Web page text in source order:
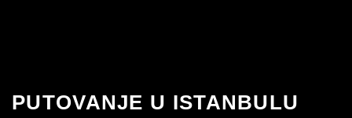
PUTOVANJE U ISTANBULU